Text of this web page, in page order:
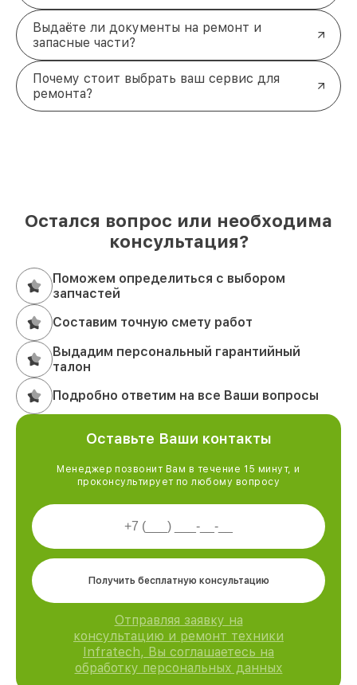
Выдаёте ли документы на ремонт и
запасные части?
Почему стоит выбрать ваш сервис для
ремонта?
Остался вопрос или необходима
консультация?
Поможем определиться с выбором
запчастей
Составим точную смету работ
Выдадим персональный гарантийный
талон
Подробно ответим на все Ваши вопросы
Оставьте Ваши контакты
Менеджер позвонит Вам в течение 15 минут, и
проконсультирует по любому вопросу
Получить бесплатную консультацию
Отправляя заявку на
консультацию и ремонт техники
Infratech, Вы соглашаетесь на
обработку персональных данных